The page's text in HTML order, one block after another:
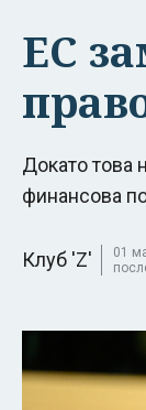
ЕС
Докато това
финансова
Клуб 'Z'
01